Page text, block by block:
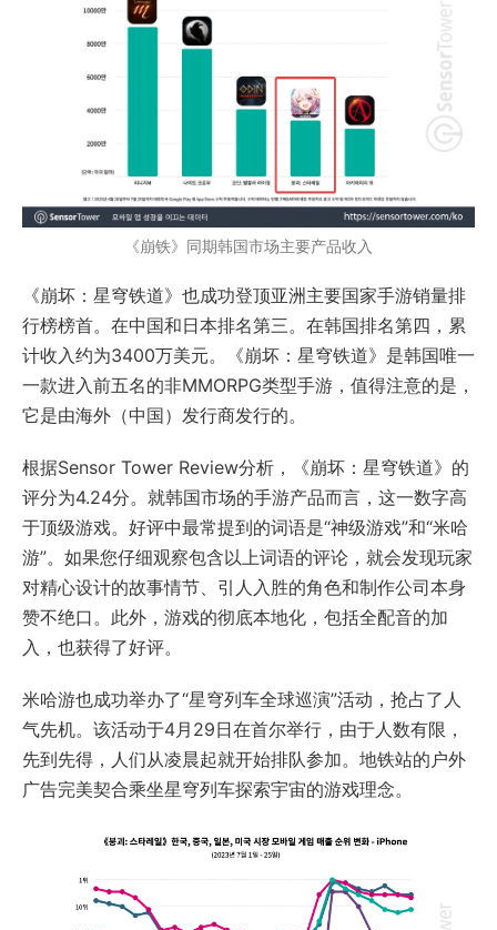
《崩铁》同期韩国市场主要产品收入
《崩坏：星穹铁道》也成功登顶亚洲主要国家手游销量排
行榜榜首。在中国和日本排名第三。在韩国排名第四，累
计收入约为3400万美元。《崩坏：星穹铁道》是韩国唯一
一款进入前五名的非MMORPG类型手游，值得注意的是，
它是由海外（中国）发行商发行的。
根据Sensor Tower Review分析，《崩坏：星穹铁道》的
评分为4.24分。就韩国市场的手游产品而言，这一数字高
于顶级游戏。好评中最常提到的词语是“神级游戏”和“米哈
游”。如果您仔细观察包含以上词语的评论，就会发现玩家
对精心设计的故事情节、引人入胜的角色和制作公司本身
赞不绝口。此外，游戏的彻底本地化，包括全配音的加
入，也获得了好评。
米哈游也成功举办了“星穹列车全球巡演”活动，抢占了人
气先机。该活动于4月29日在首尔举行，由于人数有限，
先到先得，人们从凌晨起就开始排队参加。地铁站的户外
广告完美契合乘坐星穹列车探索宇宙的游戏理念。